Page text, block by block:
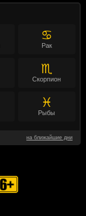
♋
Рак
♏
Скорпион
♓
Рыбы
на ближайшие дни